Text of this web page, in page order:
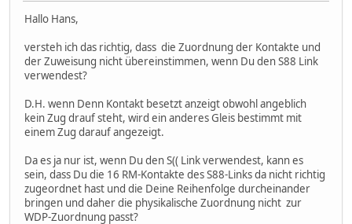
Hallo Hans,
versteh ich das richtig, dass die Zuordnung der Kontakte und
der Zuweisung nicht übereinstimmen, wenn Du den S88 Link
verwendest?
D.H. wenn Denn Kontakt besetzt anzeigt obwohl angeblich
kein Zug drauf steht, wird ein anderes Gleis bestimmt mit
einem Zug darauf angezeigt.
Da es ja nur ist, wenn Du den S(( Link verwendest, kann es
sein, dass Du die 16 RM-Kontakte des S88-Links da nicht richtig
zugeordnet hast und die Deine Reihenfolge durcheinander
bringen und daher die physikalische Zuordnung nicht zur
WDP-Zuordnung passt?